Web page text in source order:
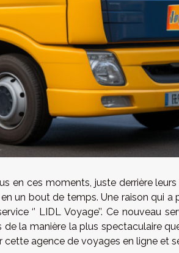
en ces moments, juste derrière
un bout de temps. Une raison qui a
‘’ LIDL Voyage’’. Ce nouveau
la manière la plus spectaculaire
cette agence de voyages en ligne et